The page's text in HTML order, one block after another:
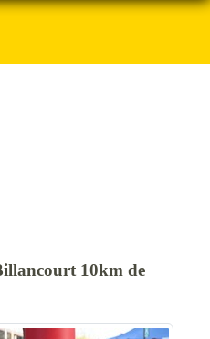
10km de